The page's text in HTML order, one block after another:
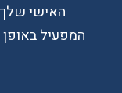
האישי
המפעיל